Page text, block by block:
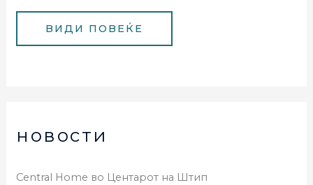
новости
Central Home во Центарот на Штип